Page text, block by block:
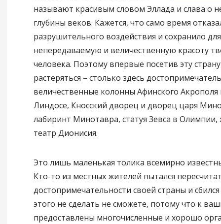
называют красивым словом Эллада и слава о
глубины веков. Кажется, что само время
разрушительного воздействия и сохранило
непередаваемую и величественную красоту
человека. Поэтому впервые посетив эту
растеряться – столько здесь
величественные колонны Афинского Акрополя
Линдосе, Кносский дворец и дворец царя
лабиринт Минотавра, статуя Зевса в
театр Дионисия.
Это лишь маленькая толика всемирно
Кто-то из местных жителей пытался
достопримечательности своей страны и
этого не сделать не сможете, потому что к
предоставлены многочисленные и хорошо